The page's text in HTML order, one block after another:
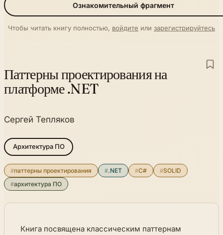
Ознакомительный фрагмент
Чтобы читать книгу полностью, войдите или зарегистрируйтесь
Паттерны проектирования на
платформе .NET
Сергей Тепляков
Архитектура ПО
#паттерны проектирования #.NET #C# #SOLID
#архитектура ПО
Книга посвящена классическим паттернам